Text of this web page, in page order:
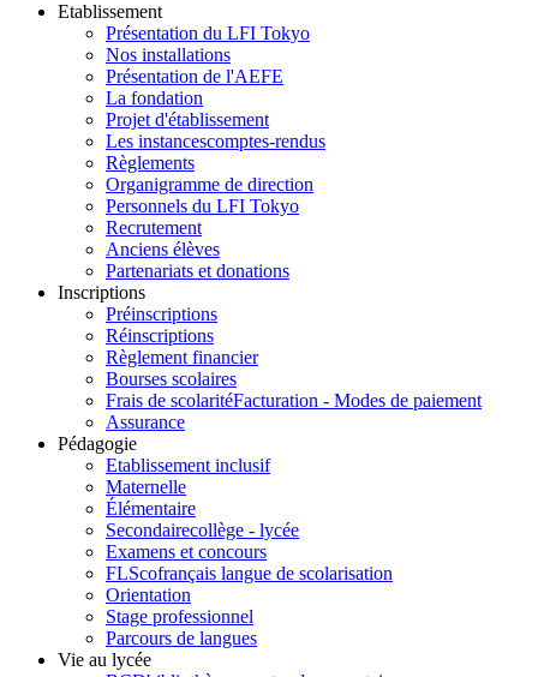
Etablissement
Présentation du LFI Tokyo
Nos installations
Présentation de l'AEFE
La fondation
Projet d'établissement
Les instancescomptes-rendus
Règlements
Organigramme de direction
Personnels du LFI Tokyo
Recrutement
Anciens élèves
Partenariats et donations
Inscriptions
Préinscriptions
Réinscriptions
Règlement financier
Bourses scolaires
Frais de scolaritéFacturation - Modes de paiement
Assurance
Pédagogie
Etablissement inclusif
Maternelle
Élémentaire
Secondairecollège - lycée
Examens et concours
FLScofrançais langue de scolarisation
Orientation
Stage professionnel
Parcours de langues
Vie au lycée